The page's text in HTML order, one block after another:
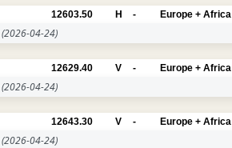
12603.50 H - Europe + Africa
(2026-04-24)
12629.40 V - Europe + Africa
(2026-04-24)
12643.30 V - Europe + Africa
(2026-04-24)